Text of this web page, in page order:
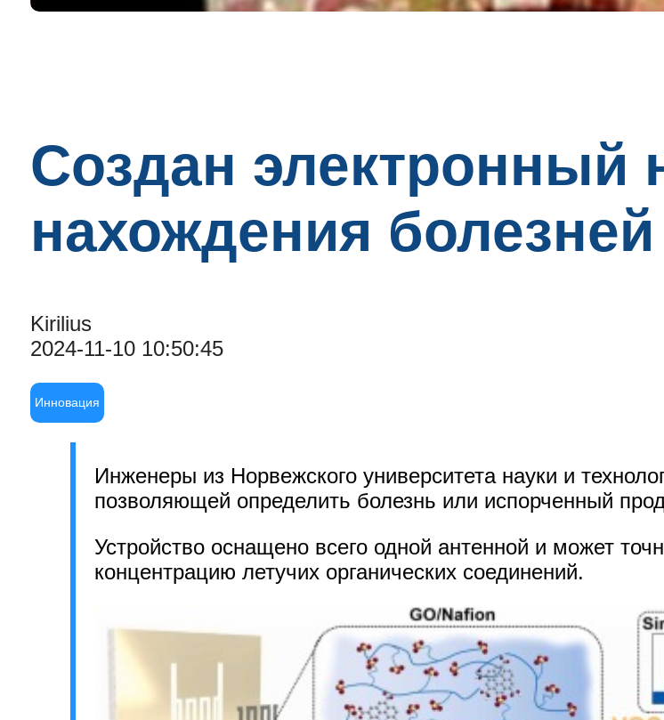
Создан электронный
нахождения болезней
Kirilius
2024-11-10 10:50:45
Инновация
Инженеры из Норвежского университета науки и
позволяющей определить болезнь или испорченный
Устройство оснащено всего одной антенной и может
концентрацию летучих органических соединений.